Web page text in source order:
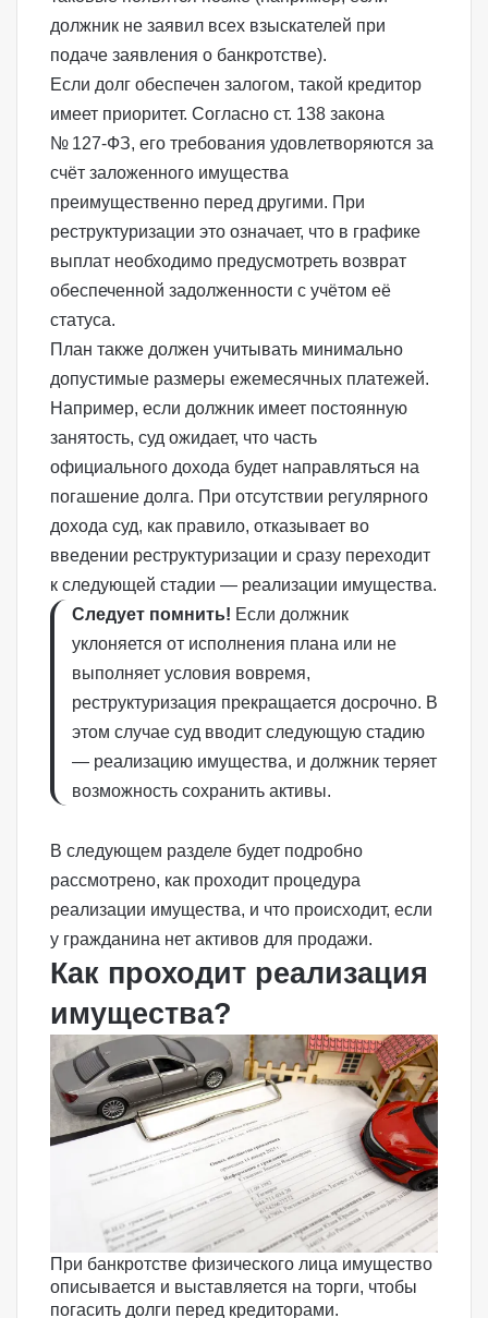
должник не заявил всех взыскателей при
подаче заявления о банкротстве).
Если долг обеспечен залогом, такой кредитор
имеет приоритет. Согласно ст. 138 закона
№ 127‑ФЗ, его требования удовлетворяются за
счёт заложенного имущества
преимущественно перед другими. При
реструктуризации это означает, что в графике
выплат необходимо предусмотреть возврат
обеспеченной задолженности с учётом её
статуса.
План также должен учитывать минимально
допустимые размеры ежемесячных платежей.
Например, если должник имеет постоянную
занятость, суд ожидает, что часть
официального дохода будет направляться на
погашение долга. При отсутствии регулярного
дохода суд, как правило, отказывает во
введении реструктуризации и сразу переходит
к следующей стадии — реализации имущества.
Следует помнить! Если должник
уклоняется от исполнения плана или не
выполняет условия вовремя,
реструктуризация прекращается досрочно. В
этом случае суд вводит следующую стадию
— реализацию имущества, и должник теряет
возможность сохранить активы.
В следующем разделе будет подробно
рассмотрено, как проходит процедура
реализации имущества, и что происходит, если
у гражданина нет активов для продажи.
Как проходит реализация
имущества?
При банкротстве физического лица имущество
описывается и выставляется на торги, чтобы
погасить долги перед кредиторами.